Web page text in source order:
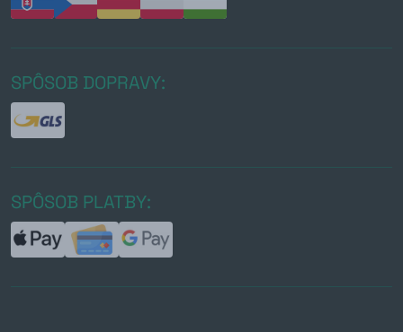
SPÔSOB DOPRAVY:
SPÔSOB PLATBY: